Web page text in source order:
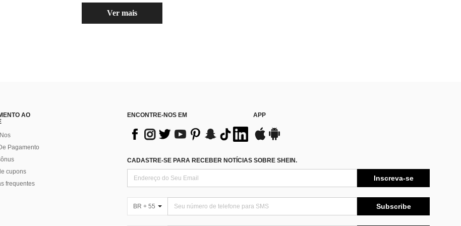
Ver mais
AO
Pagamento
cupons
frequentes
ENCONTRE-NOS EM APP
CADASTRE-SE PARA RECEBER NOTÍCIAS SOBRE SHEIN.
Inscreva-se
BR + 55 Subscribe